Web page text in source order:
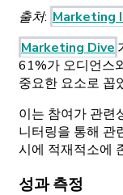
출처: Marketing
Marketing Dive
61%가 오디언스
중요한 요소로 꼽
이는 참여가 관련
니터링을 통해 관
시에 적재적소에
성과 측정